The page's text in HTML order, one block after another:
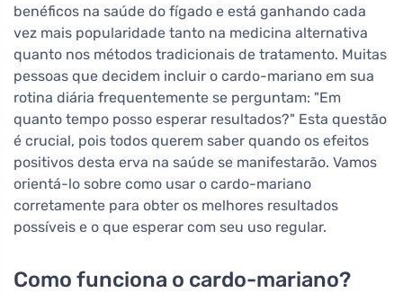
benéficos na saúde do fígado e está ganhando cada
vez mais popularidade tanto na medicina alternativa
quanto nos métodos tradicionais de tratamento. Muitas
pessoas que decidem incluir o cardo-mariano em sua
rotina diária frequentemente se perguntam: "Em
quanto tempo posso esperar resultados?" Esta questão
é crucial, pois todos querem saber quando os efeitos
positivos desta erva na saúde se manifestarão. Vamos
orientá-lo sobre como usar o cardo-mariano
corretamente para obter os melhores resultados
possíveis e o que esperar com seu uso regular.
Como funciona o cardo-mariano?